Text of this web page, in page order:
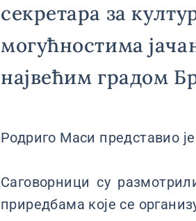
секретара за
могућностима
највећим градом
Родриго Маси представио
Саговорници су
приредбама које се